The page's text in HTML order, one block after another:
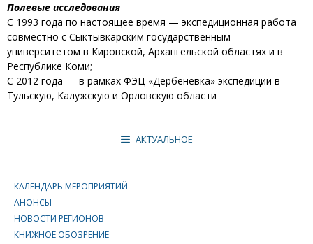
Полевые исследования
С 1993 года по настоящее время — экспедиционная работа
совместно с Сыктывкарским государственным
университетом в Кировской, Архангельской областях и в
Республике Коми;
С 2012 года — в рамках ФЭЦ «Дербеневка» экспедиции в
Тульскую, Калужскую и Орловскую области
АКТУАЛЬНОЕ
КАЛЕНДАРЬ МЕРОПРИЯТИЙ
АНОНСЫ
НОВОСТИ РЕГИОНОВ
КНИЖНОЕ ОБОЗРЕНИЕ